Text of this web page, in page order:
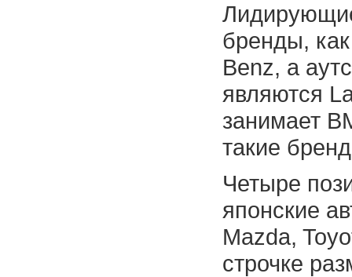
бренды,
Benz, а
являются
занимает
такие
Четыре
японские
Mazda,
строчке